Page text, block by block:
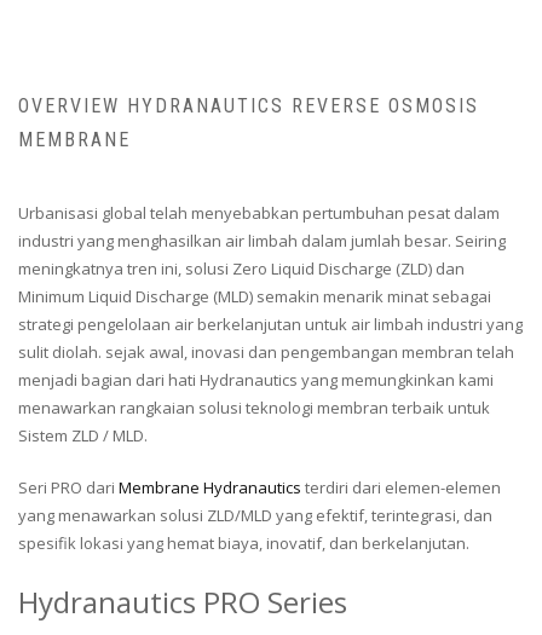
OVERVIEW HYDRANAUTICS REVERSE OSMOSIS
MEMBRANE
Urbanisasi global telah menyebabkan pertumbuhan pesat dalam
industri yang menghasilkan air limbah dalam jumlah besar. Seiring
meningkatnya tren ini, solusi Zero Liquid Discharge (ZLD) dan
Minimum Liquid Discharge (MLD) semakin menarik minat sebagai
strategi pengelolaan air berkelanjutan untuk air limbah industri yang
sulit diolah. sejak awal, inovasi dan pengembangan membran telah
menjadi bagian dari hati Hydranautics yang memungkinkan kami
menawarkan rangkaian solusi teknologi membran terbaik untuk
Sistem ZLD / MLD.
Seri PRO dari Membrane Hydranautics terdiri dari elemen-elemen
yang menawarkan solusi ZLD/MLD yang efektif, terintegrasi, dan
spesifik lokasi yang hemat biaya, inovatif, dan berkelanjutan.
Hydranautics PRO Series